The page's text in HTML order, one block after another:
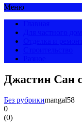
Меню
Джастин Сан
Без рубрикиmangal58
0
(0)